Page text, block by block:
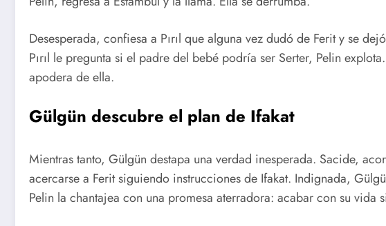
Desesperada, confiesa a Pırıl que alguna vez dudó de Ferit y se
Pırıl le pregunta si el padre del bebé podría ser Serter, Pelin
apodera de ella.
Gülgün descubre el plan de Ifakat
Mientras tanto, Gülgün destapa una verdad inesperada. Sacide,
acercarse a Ferit siguiendo instrucciones de Ifakat. Indignada,
Pelin la chantajea con una promesa aterradora: acabar con su vida